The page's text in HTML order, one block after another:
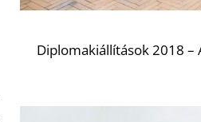
Diplomakiállítások 2018 –